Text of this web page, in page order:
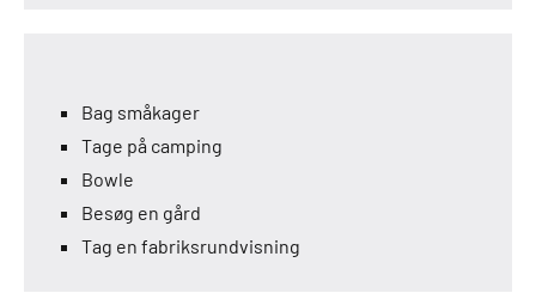
Bag småkager
Tage på camping
Bowle
Besøg en gård
Tag en fabriksrundvisning